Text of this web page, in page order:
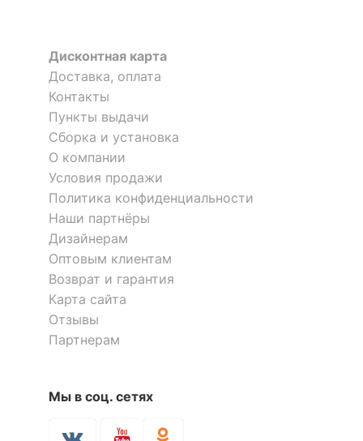
Дисконтная карта
Доставка, оплата
Контакты
Пункты выдачи
Сборка и установка
О компании
Условия продажи
Политика конфиденциальности
Наши партнёры
Дизайнерам
Оптовым клиентам
Возврат и гарантия
Карта сайта
Отзывы
Партнерам
Мы в соц. сетях